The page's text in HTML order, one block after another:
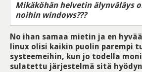
Mikäköhän helvetin älynväläys
noihin windows???
No ihan samaa mietin ja en
linux olisi kaikin puolin parempi
systeemeihin, kun jo todella
sulatettu järjestelmä sitä